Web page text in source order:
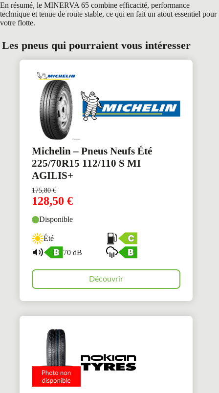
En résumé, le MINERVA 65 combine efficacité, performance
technique et tenue de route stable, ce qui en fait un atout essentiel pour
votre flotte.
Les pneus qui pourraient vous intéresser
Michelin – Pneus Neufs Été
225/70R15 112/110 S MI
AGILIS+
175,80€
128,50 €
Disponible
Été
70 dB
Découvrir